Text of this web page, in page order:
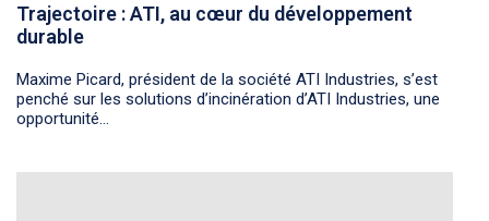
Trajectoire : ATI, au cœur du développement
durable
Maxime Picard, président de la société ATI Industries, s’est
penché sur les solutions d’incinération d’ATI Industries, une
opportunité...